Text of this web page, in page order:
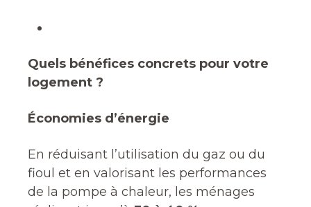
Quels bénéfices concrets pour votre
logement ?
Économies d’énergie
En réduisant l’utilisation du gaz ou du
fioul et en valorisant les performances
de la pompe à chaleur, les ménages